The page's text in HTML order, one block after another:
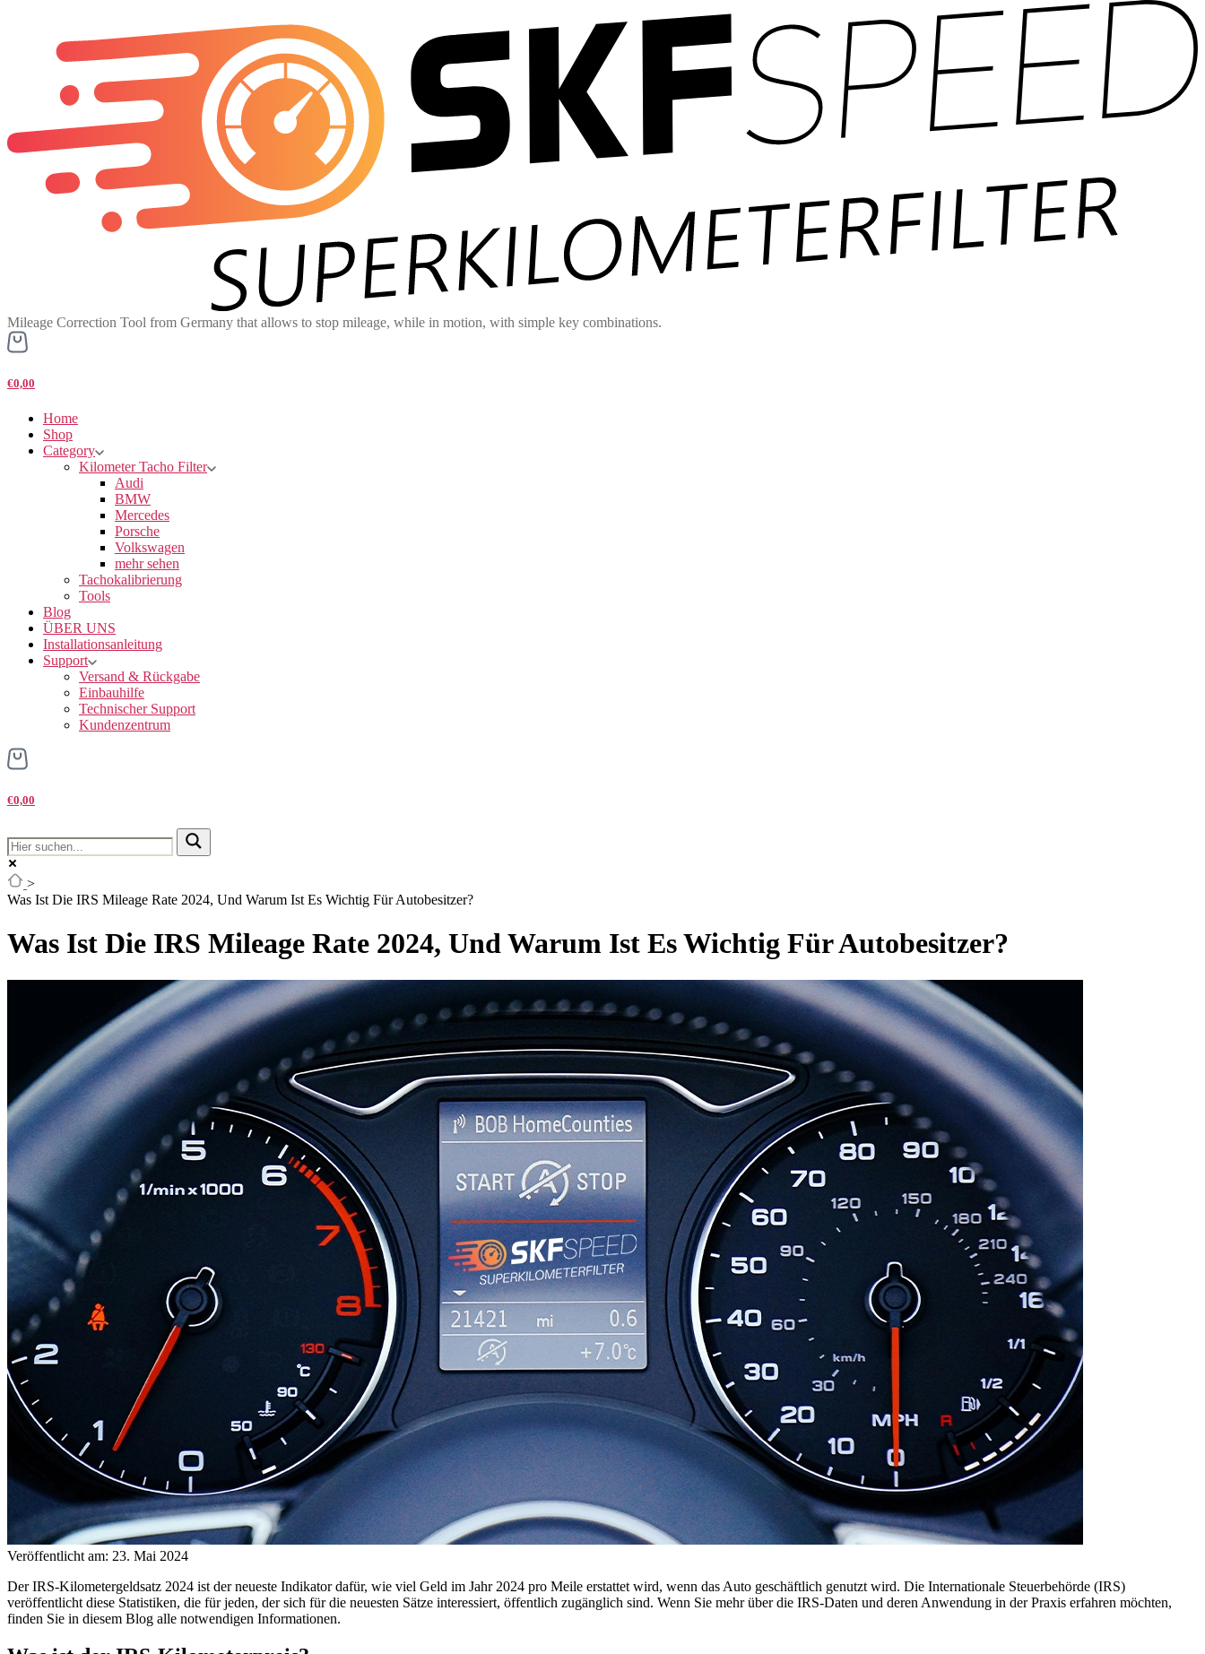
Mileage Correction Tool from Germany that allows to stop mileage, while in motion, with simple key combinations.
€0,00
Home
Shop
Category
Kilometer Tacho Filter
Audi
BMW
Mercedes
Porsche
Volkswagen
mehr sehen
Tachokalibrierung
Tools
Blog
ÜBER UNS
Installationsanleitung
Support
Versand & Rückgabe
Einbauhilfe
Technischer Support
Kundenzentrum
€0,00
>
Was Ist Die IRS Mileage Rate 2024, Und Warum Ist Es Wichtig Für Autobesitzer?
Was Ist Die IRS Mileage Rate 2024, Und Warum Ist Es Wichtig Für Autobesitzer?
Veröffentlicht am: 23. Mai 2024
Der IRS-Kilometergeldsatz 2024 ist der neueste Indikator dafür, wie viel Geld im Jahr 2024 pro Meile erstattet wird, wenn das Auto geschäftlich genutzt wird. Die Internationale Steuerbehörde (IRS)
veröffentlicht diese Statistiken, die für jeden, der sich für die neuesten Sätze interessiert, öffentlich zugänglich sind. Wenn Sie mehr über die IRS-Daten und deren Anwendung in der Praxis erfahren möchten,
finden Sie in diesem Blog alle notwendigen Informationen.